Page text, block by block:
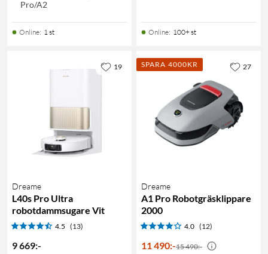
Pro/A2
Online: 1 st Online: 100+ st
Dreame
L40s Pro Ultra
robotdammsugare Vit
4.5 (13)
9 669:-
19 SPARA 4000KR
Dreame
A1 Pro Robotgräsklippare
2000
4.0 (12)
11 490:-15 490:-
27